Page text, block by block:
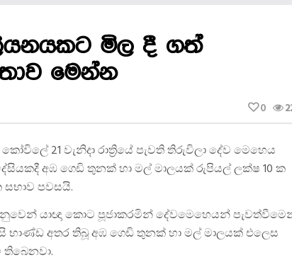
මිල දී ගත්
මෙන්න
0
21 වැනිදා රාත්‍රියේ පැවති තිරුවිලා දේව මෙහෙය
අඹ ගෙඩි තුනක් හා මල් මාලයක් රුපියල් ලක්ෂ 10 ක
පවසයි.
යාඥා කොට පූජාකරමින් දේවමෙහෙයන්
භාණ්ඩ අතර තිබූ අඹ ගෙඩි තුනක් හා මල් මාලයක් එලෙස